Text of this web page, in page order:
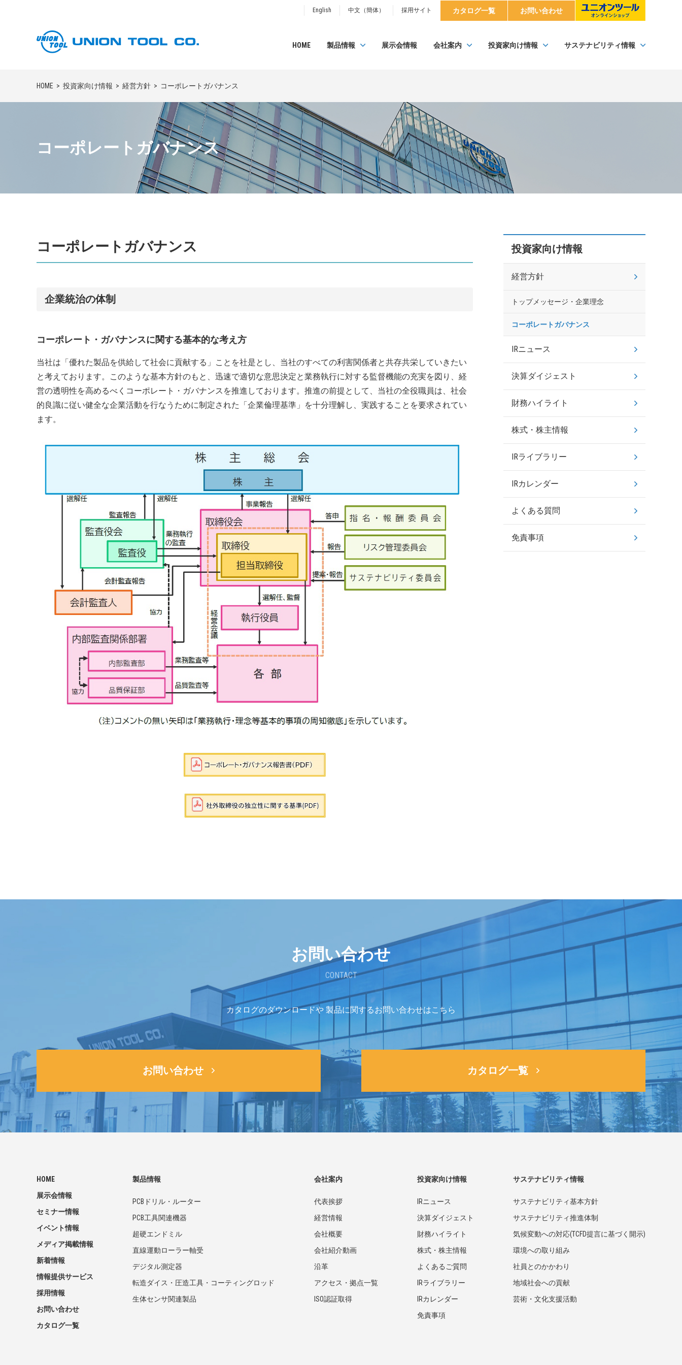
English 中文（簡体） 採用サイト カタログ一覧 お問い合わせ
HOME 製品情報 展示会情報 会社案内 投資家向け情報 サステナビリティ情報
HOME 投資家向け情報 経営方針 コーポレートガバナンス
コーポレートガバナンス
コーポレートガバナンス
企業統治の体制
コーポレート・ガバナンスに関する基本的な考え方
当社は「優れた製品を供給して社会に貢献する」ことを社是とし、当社のすべての利害関係者と共存共栄していきたい
と考えております。このような基本方針のもと、迅速で適切な意思決定と業務執行に対する監督機能の充実を図り、経
営の透明性を高めるべくコーポレート・ガバナンスを推進しております。推進の前提として、当社の全役職員は、社会
的良識に従い健全な企業活動を行なうために制定された「企業倫理基準」を十分理解し、実践することを要求されてい
ます。
投資家向け情報
経営方針
トップメッセージ・企業理念
コーポレートガバナンス
IRニュース
決算ダイジェスト
財務ハイライト
株式・株主情報
IRライブラリー
IRカレンダー
よくある質問
免責事項
お問い合わせ
CONTACT
カタログのダウンロードや 製品に関するお問い合わせはこちら
お問い合わせ カタログ一覧
HOME
展示会情報
セミナー情報
イベント情報
メディア掲載情報
新着情報
情報提供サービス
採用情報
お問い合わせ
カタログ一覧
製品情報
PCBドリル・ルーター
PCB工具関連機器
超硬エンドミル
直線運動ローラー軸受
デジタル測定器
転造ダイス・圧造工具・コーティングロッド
生体センサ関連製品
会社案内
代表挨拶
経営情報
会社概要
会社紹介動画
沿革
アクセス・拠点一覧
ISO認証取得
投資家向け情報
IRニュース
決算ダイジェスト
財務ハイライト
株式・株主情報
よくあるご質問
IRライブラリー
IRカレンダー
免責事項
サステナビリティ情報
サステナビリティ基本方針
サステナビリティ推進体制
気候変動への対応(TCFD提言に基づく開示)
環境への取り組み
社員とのかかわり
地域社会への貢献
芸術・文化支援活動